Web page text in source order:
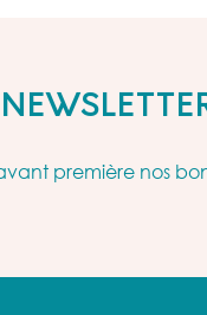
première nos